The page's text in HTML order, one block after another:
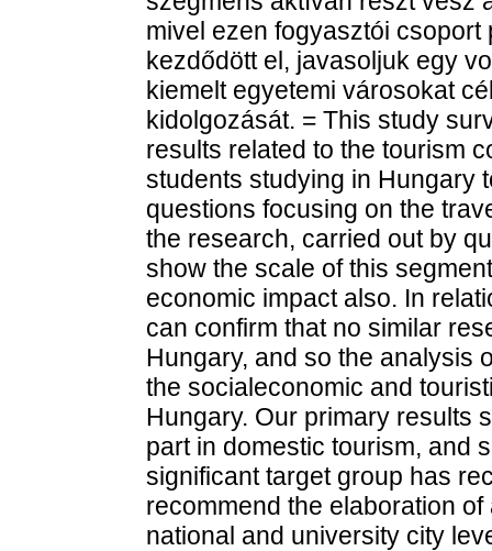
mivel ezen fogyasztói
kezdődött el, javasoljuk egy
kiemelt egyetemi városokat
kidolgozását. = This study
results related to the tourism
students studying in Hungary
questions focusing on the
the research, carried out by
show the scale of this
economic impact also. In
can confirm that no similar
Hungary, and so the analysis
the socialeconomic and
Hungary. Our primary results
part in domestic tourism, and
significant target group has
recommend the elaboration
national and university city